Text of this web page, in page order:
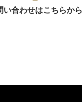
い合わせはこちらから